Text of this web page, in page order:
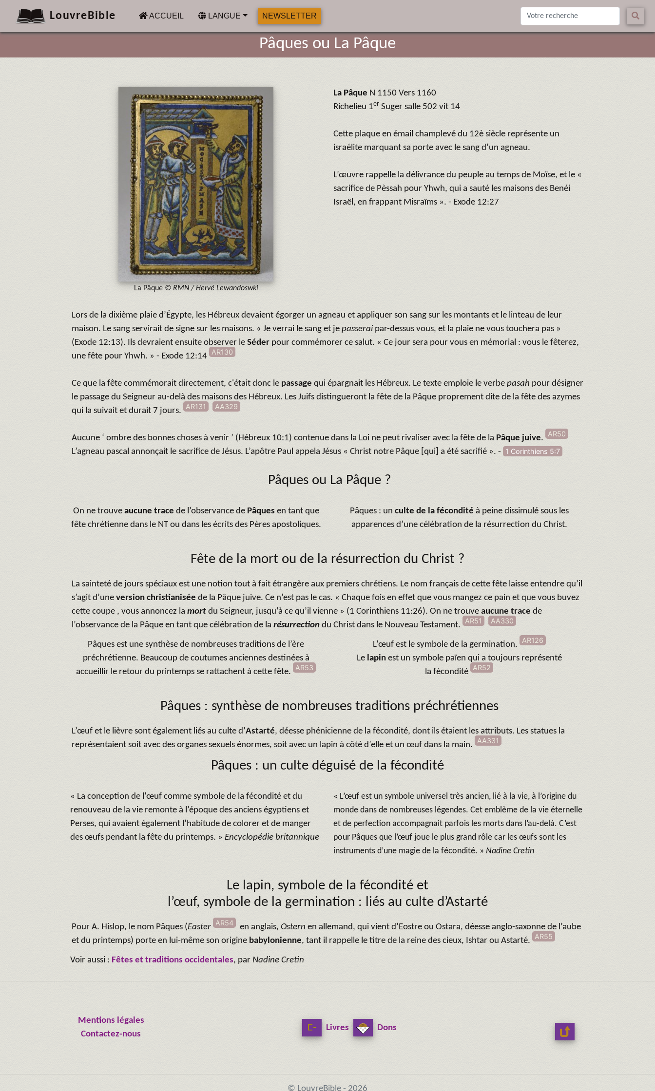
LouvreBible (CURRENT)
ACCUEIL LANGUE NEWSLETTER
Pâques ou La Pâque
La Pâque © RMN / Hervé Lewandoswki
La Pâque N 1150 Vers 1160
Richelieu 1er Suger salle 502 vit 14
Cette plaque en émail champlevé du 12è siècle représente un
israélite marquant sa porte avec le sang d’un agneau.
L’œuvre rappelle la délivrance du peuple au temps de Moïse, et le «
sacrifice de Pèssah pour Yhwh, qui a sauté les maisons des Benéi
Israël, en frappant Misraïms ». - Exode 12:27
Lors de la dixième plaie d’Égypte, les Hébreux devaient égorger un agneau et appliquer son sang sur les montants et le linteau de leur
maison. Le sang servirait de signe sur les maisons. « Je verrai le sang et je passerai par-dessus vous, et la plaie ne vous touchera pas »
(Exode 12:13). Ils devraient ensuite observer le Séder pour commémorer ce salut. « Ce jour sera pour vous en mémorial : vous le fêterez,
une fête pour Yhwh. » - Exode 12:14 AR130
Ce que la fête commémorait directement, c'était donc le passage qui épargnait les Hébreux. Le texte emploie le verbe pasah pour désigner
le passage du Seigneur au-delà des maisons des Hébreux. Les Juifs distingueront la fête de la Pâque proprement dite de la fête des azymes
qui la suivait et durait 7 jours.
AR131 AA329
Aucune ‘ ombre des bonnes choses à venir ’ (Hébreux 10:1) contenue dans la Loi ne peut rivaliser avec la fête de la Pâque juive. AR50
L’agneau pascal annonçait le sacrifice de Jésus. L’apôtre Paul appela Jésus « Christ notre Pâque [qui] a été sacrifié ». - 1 Corinthiens 5:7
Pâques ou La Pâque ?
On ne trouve aucune trace de l’observance de Pâques en tant que
fête chrétienne dans le NT ou dans les écrits des Pères apostoliques.
Pâques : un culte de la fécondité à peine dissimulé sous les
apparences d’une célébration de la résurrection du Christ.
Fête de la mort ou de la résurrection du Christ ?
La sainteté de jours spéciaux est une notion tout à fait étrangère aux premiers chrétiens. Le nom français de cette fête laisse entendre qu’il
s’agit d’une version christianisée de la Pâque juive. Ce n’est pas le cas. « Chaque fois en effet que vous mangez ce pain et que vous buvez
cette coupe , vous annoncez la mort du Seigneur, jusqu’à ce qu’il vienne » (1 Corinthiens 11:26). On ne trouve aucune trace de
l’observance de la Pâque en tant que célébration de la résurrection du Christ dans le Nouveau Testament. AR51 AA330
Pâques est une synthèse de nombreuses traditions de l’ère
préchrétienne. Beaucoup de coutumes anciennes destinées à
accueillir le retour du printemps se rattachent à cette fête.
AR53
L’œuf est le symbole de la germination. AR126
Le lapin est un symbole païen qui a toujours représenté
la fécondité AR52
Pâques : synthèse de nombreuses traditions préchrétiennes
L’œuf et le lièvre sont également liés au culte d’Astarté, déesse phénicienne de la fécondité, dont ils étaient les attributs. Les statues la
représentaient soit avec des organes sexuels énormes, soit avec un lapin à côté d’elle et un œuf dans la main.
AA331
Pâques : un culte déguisé de la fécondité
« La conception de l’œuf comme symbole de la fécondité et du
renouveau de la vie remonte à l’époque des anciens égyptiens et
Perses, qui avaient également l’habitude de colorer et de manger
des œufs pendant la fête du printemps. » Encyclopédie britannique
« L’œuf est un symbole universel très ancien, lié à la vie, à l’origine du
monde dans de nombreuses légendes. Cet emblème de la vie éternelle
et de perfection accompagnait parfois les morts dans l’au-delà. C’est
pour Pâques que l’œuf joue le plus grand rôle car les œufs sont les
instruments d’une magie de la fécondité. » Nadine Cretin
Le lapin, symbole de la fécondité et
l’œuf, symbole de la germination : liés au culte d’Astarté
Pour A. Hislop, le nom Pâques (Easter AR54 en anglais, Ostern en allemand, qui vient d’Eostre ou Ostara, déesse anglo-saxonne de l’aube
et du printemps) porte en lui-même son origine babylonienne, tant il rappelle le titre de la reine des cieux, Ishtar ou Astarté. AR55
Voir aussi : Fêtes et traditions occidentales, par Nadine Cretin
Mentions légales
Contactez-nous
Livres Dons
© LouvreBible - 2026